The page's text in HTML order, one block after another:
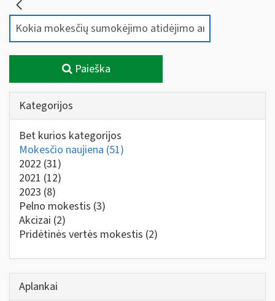
Paieška
Kategorijos
Bet kurios kategorijos
Mokesčio naujiena (51)
2022 (31)
2021 (12)
2023 (8)
Pelno mokestis (3)
Akcizai (2)
Pridėtinės vertės mokestis (2)
Aplankai